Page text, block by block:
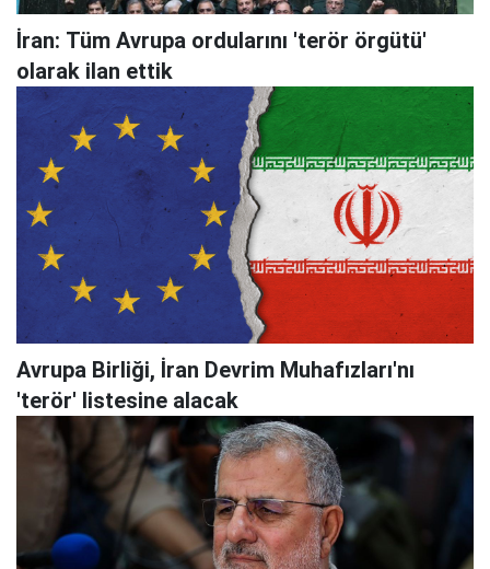
İran: Tüm Avrupa ordularını 'terör örgütü'
olarak ilan ettik
Avrupa Birliği, İran Devrim Muhafızları'nı
'terör' listesine alacak